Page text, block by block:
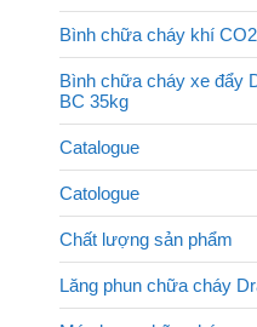
Bình chữa cháy khí CO2
Bình chữa cháy xe đẩy
BC 35kg
Catalogue
Catologue
Chất lượng sản phẩm
Lăng phun chữa cháy